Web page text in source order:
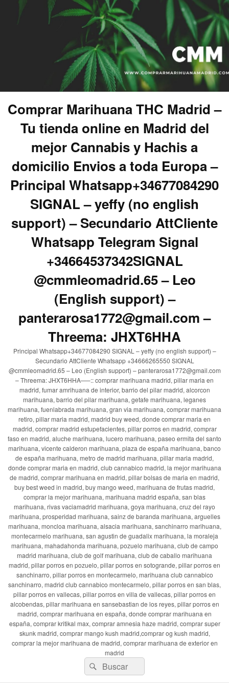
Comprar Marihuana THC Madrid –
Tu tienda online en Madrid del
mejor Cannabis y Hachis a
domicilio Envios a toda Europa –
Principal Whatsapp+34677084290
SIGNAL – yeffy (no english
support) – Secundario AttCliente
Whatsapp Telegram Signal
+34664537342SIGNAL
@cmmleomadrid.65 – Leo
(English support) –
panterarosa1772@gmail.com –
Threema: JHXT6HHA
Principal Whatsapp+34677084290 SIGNAL – yeffy (no english support) –
Secundario AttCliente Whatsapp +34666265550 SIGNAL
@cmmleomadrid.65 – Leo (English support) – panterarosa1772@gmail.com
– Threema: JHXT6HHA—–:: comprar marihuana madrid, pillar maria en
madrid, fumar amrihuana de interior, barrio del pilar madrid, alcorcon
marihuana, barrio del pilar marihuana, getafe marihuana, leganes
marihuana, fuenlabrada marihuana, gran via marihuana, comprar marihuana
retiro, pillar maria madrid, madrid buy weed, donde comprar maria en
madrid, comprar madrid estupefacientes, pillar porros en madrid, comprar
faso en madrid, aluche marihuana, lucero marihuana, paseo ermita del santo
marihuana, vicente calderon marihuana, plaza de españa marihuana, banco
de españa marihuana, metro de madrid marihuana, pillar maria madrid,
donde comprar maria en madrid, club cannabico madrid, la mejor marihuana
de madrid, comprar marihuana en madrid, pillar bolsas de maria en madrid,
buy best weed in madrid, buy mango weed, marihuana de frutas madrid,
comprar la mejor marihuana, marihuana madrid españa, san blas
marihuana, rivas vaciamadrid marihuana, goya marihuana, cruz del rayo
marihuana, prosperidad marihuana, sainz de baranda marihuana, arguelles
marihuana, moncloa marihuana, alsacia marihuana, sanchinarro marihuana,
montecarmelo marihuana, san agustin de guadalix marihuana, la moraleja
marihuana, mahadahonda marihuana, pozuelo marihuana, club de campo
madrid marihuana, club de golf marihuana, club de caballo marihuana
madrid, pillar porros en pozuelo, pillar porros en sotogrande, pillar porros en
sanchinarro, pillar porros en montecarmelo, marihuana club cannabico
sanchinarro, madrid club cannabico montecarmelo, pillar porros en san blas,
pillar porros en vallecas, pillar porros en villa de vallecas, pillar porros en
alcobendas, pillar marihuana en sansebastian de los reyes, pillar porros en
madrid, comprar marihuana en españa, donde comprar marihuana en
españa, comprar kritikal max, comprar amnesia haze madrid, comprar super
skunk madrid, comprar mango kush madrid,comprar og kush madrid,
comprar la mejor marihuana de madrid, comprar marihuana de exterior en
madrid
Buscar
por:
Buscar